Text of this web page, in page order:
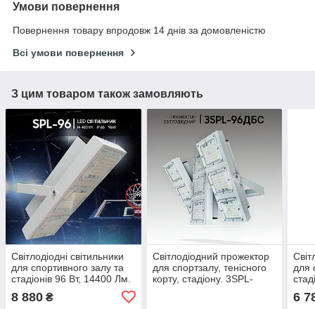
Умови повернення
Повернення товару впродовж 14 днів за домовленістю
Всі умови повернення
З цим товаром також замовляють
Світлодіодні світильники
для спортивного залу та
стадіонів 96 Вт, 14400 Лм.
футбольного поля.
8 880 ₴
Світлодіодний прожектор
для спортзалу, тенісного
корту, стадіону. 3SPL-
для
6